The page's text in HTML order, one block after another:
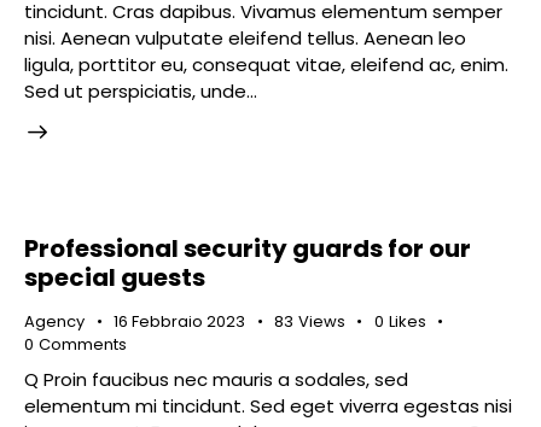
tincidunt. Cras dapibus. Vivamus elementum semper
nisi. Aenean vulputate eleifend tellus. Aenean leo
ligula, porttitor eu, consequat vitae, eleifend ac, enim.
Sed ut perspiciatis, unde…
Professional security guards for our
special guests
Agency 16 Febbraio 2023 83 Views 0 Likes
0 Comments
Q Proin faucibus nec mauris a sodales, sed
elementum mi tincidunt. Sed eget viverra egestas nisi